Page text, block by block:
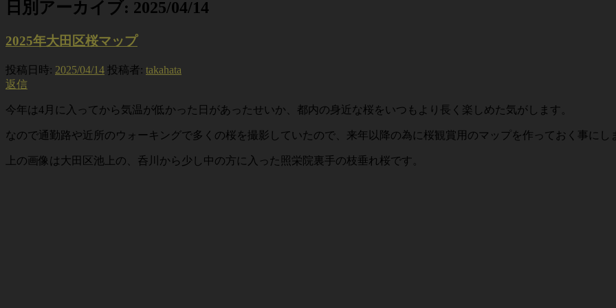
日別アーカイブ: 2025/04/14
2025年大田区桜マップ
投稿日時: 2025/04/14 投稿者: takahata
返信
今年は4月に入ってから気温が低かった日があったせいか、都内の身近な桜をいつもより長く楽しめた気がします。
なので通勤路や近所のウォーキングで多くの桜を撮影していたので、来年以降の為に桜観賞用のマップを作っておく事にし
上の画像は大田区池上の、呑川から少し中の方に入った照栄院裏手の枝垂れ桜です。